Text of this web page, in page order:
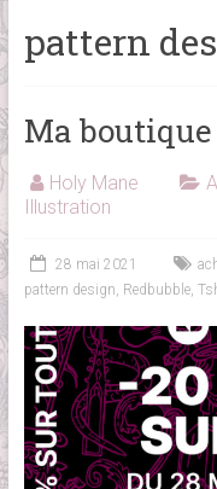
pattern
Ma
Holy Mane
Illustration
28 mai 2021
pattern design, Redbubble,